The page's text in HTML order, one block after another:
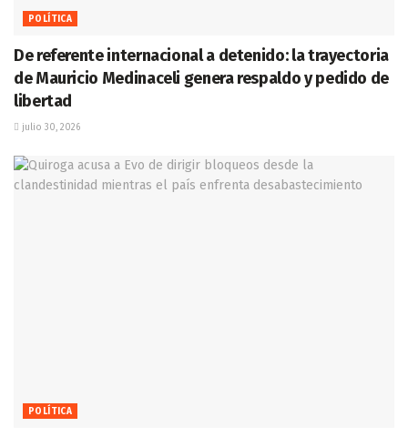
POLÍTICA
De referente internacional a detenido: la trayectoria
de Mauricio Medinaceli genera respaldo y pedido de
libertad
julio 30, 2026
POLÍTICA